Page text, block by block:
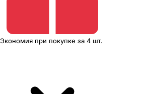
Экономия при покупке за 4 шт.